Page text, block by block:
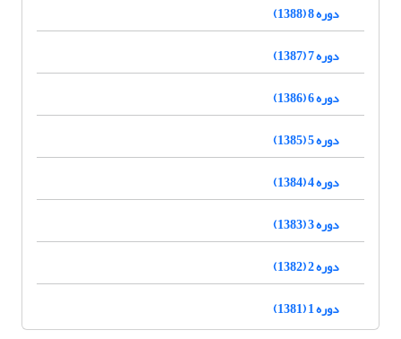
دوره 8 (1388)
دوره 7 (1387)
دوره 6 (1386)
دوره 5 (1385)
دوره 4 (1384)
دوره 3 (1383)
دوره 2 (1382)
دوره 1 (1381)